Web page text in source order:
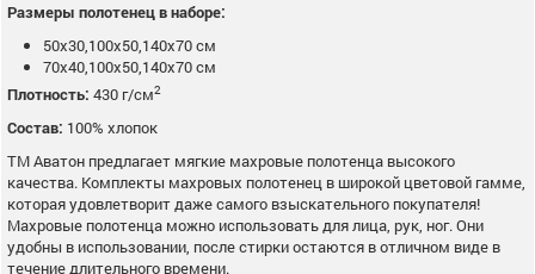
Размеры полотенец в наборе:
50x30,100x50,140x70 см
70x40,100x50,140x70 см
Плотность: 430 г/см2
Состав: 100% хлопок
ТМ Аватон предлагает мягкие махровые полотенца высокого
качества. Комплекты махровых полотенец в широкой цветовой гамме,
которая удовлетворит даже самого взыскательного покупателя!
Махровые полотенца можно использовать для лица, рук, ног. Они
удобны в использовании, после стирки остаются в отличном виде в
течение длительного времени.